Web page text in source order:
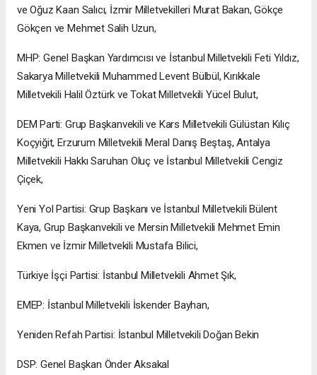
ve Oğuz Kaan Salıcı, İzmir Milletvekilleri Murat Bakan, Gökçe
Gökçen ve Mehmet Salih Uzun,
MHP: Genel Başkan Yardımcısı ve İstanbul Milletvekili Feti Yıldız,
Sakarya Milletvekili Muhammed Levent Bülbül, Kırıkkale
Milletvekili Halil Öztürk ve Tokat Milletvekili Yücel Bulut,
DEM Parti: Grup Başkanvekili ve Kars Milletvekili Gülüstan Kılıç
Koçyiğit, Erzurum Milletvekili Meral Danış Beştaş, Antalya
Milletvekili Hakkı Saruhan Oluç ve İstanbul Milletvekili Cengiz
Çiçek,
Yeni Yol Partisi: Grup Başkanı ve İstanbul Milletvekili Bülent
Kaya, Grup Başkanvekili ve Mersin Milletvekili Mehmet Emin
Ekmen ve İzmir Milletvekili Mustafa Bilici,
Türkiye İşçi Partisi: İstanbul Milletvekili Ahmet Şık,
EMEP: İstanbul Milletvekili İskender Bayhan,
Yeniden Refah Partisi: İstanbul Milletvekili Doğan Bekin
DSP: Genel Başkan Önder Aksakal